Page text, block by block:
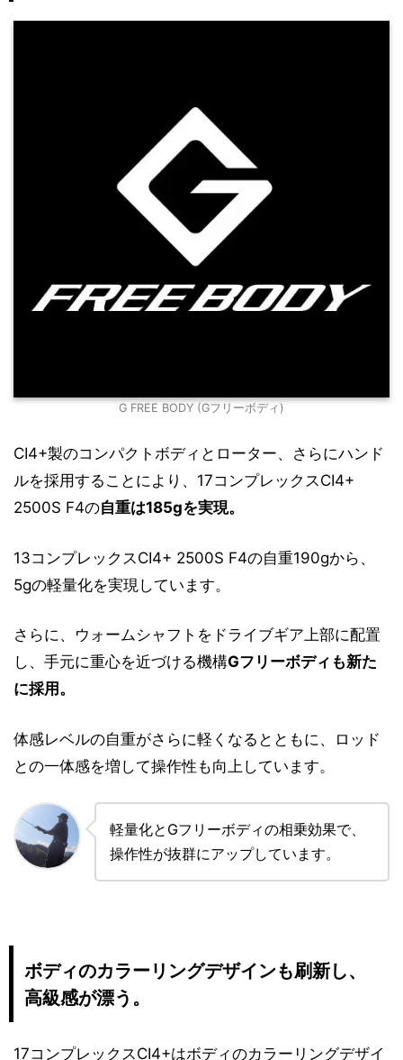
G FREE BODY (Gフリーボディ)
CI4+製のコンパクトボディとローター、さらにハンド
ルを採用することにより、17コンプレックスCI4+
2500S F4の自重は185gを実現。
13コンプレックスCI4+ 2500S F4の自重190gから、
5gの軽量化を実現しています。
さらに、ウォームシャフトをドライブギア上部に配置
し、手元に重心を近づける機構Gフリーボディも新た
に採用。
体感レベルの自重がさらに軽くなるとともに、ロッド
との一体感を増して操作性も向上しています。
軽量化とGフリーボディの相乗効果で、
操作性が抜群にアップしています。
ボディのカラーリングデザインも刷新し、
高級感が漂う。
17コンプレックスCI4+はボディのカラーリングデザイ